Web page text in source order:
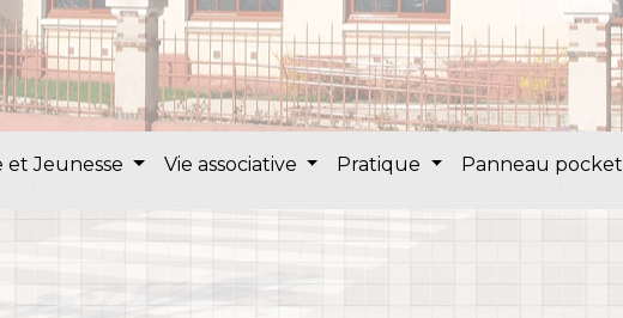
et Jeunesse Vie associative Pratique Panneau pocket